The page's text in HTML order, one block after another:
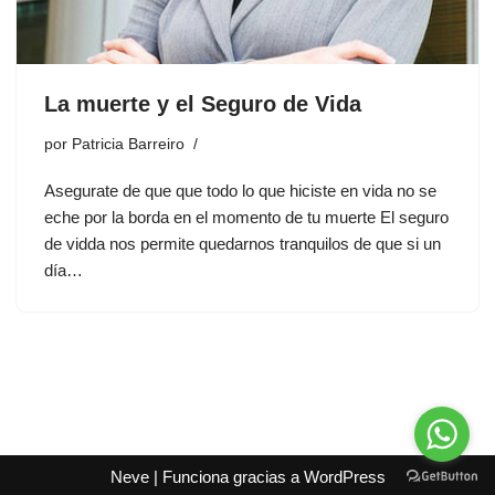
La muerte y el Seguro de Vida
por Patricia Barreiro
Asegurate de que que todo lo que hiciste en vida no se
eche por la borda en el momento de tu muerte El seguro
de vidda nos permite quedarnos tranquilos de que si un
día…
Neve| Funciona gracias aWordPress